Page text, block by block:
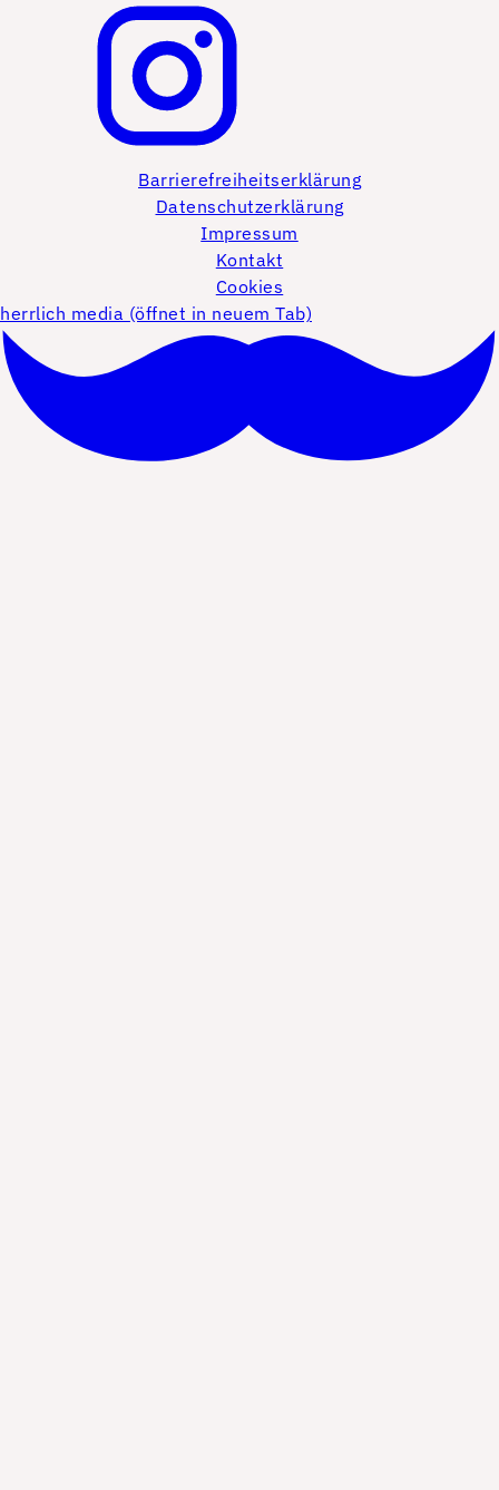
Barrierefreiheitserklärung
Datenschutzerklärung
Impressum
Kontakt
Cookies
herrlich media (öffnet in neuem Tab)